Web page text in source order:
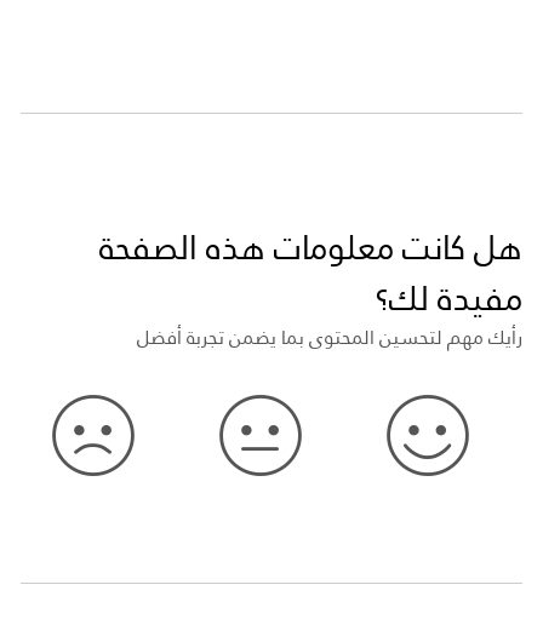
هل كانت معلومات هذه الصفحة
مفيدة لك؟
رأيك مهم لتحسين المحتوى بما يضمن تجربة أفضل